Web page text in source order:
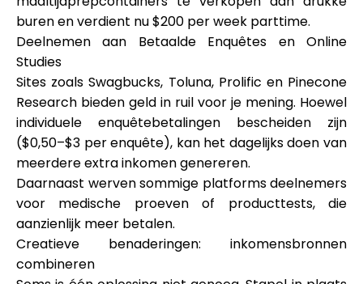
buren en verdient nu $200 per week parttime.
Deelnemen aan Betaalde Enquêtes en Online
Studies
Sites zoals Swagbucks, Toluna, Prolific en Pinecone
Research bieden geld in ruil voor je mening. Hoewel
individuele enquêtebetalingen bescheiden zijn
($0,50–$3 per enquête), kan het dagelijks doen van
meerdere extra inkomen genereren.
Daarnaast werven sommige platforms deelnemers
voor medische proeven of producttests, die
aanzienlijk meer betalen.
Creatieve benaderingen: inkomensbronnen
combineren